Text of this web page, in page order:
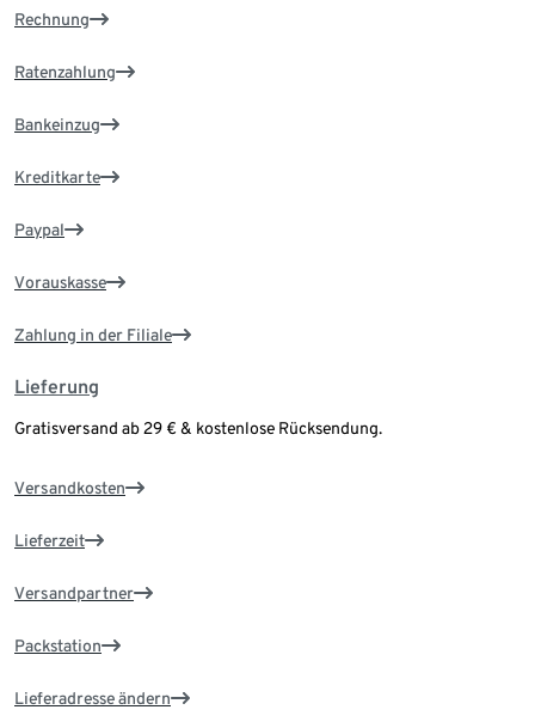
Rechnung
Ratenzahlung
Bankeinzug
Kreditkarte
Paypal
Vorauskasse
Zahlung in der Filiale
Lieferung
Gratisversand ab 29 € & kostenlose Rücksendung.
Versandkosten
Lieferzeit
Versandpartner
Packstation
Lieferadresse ändern